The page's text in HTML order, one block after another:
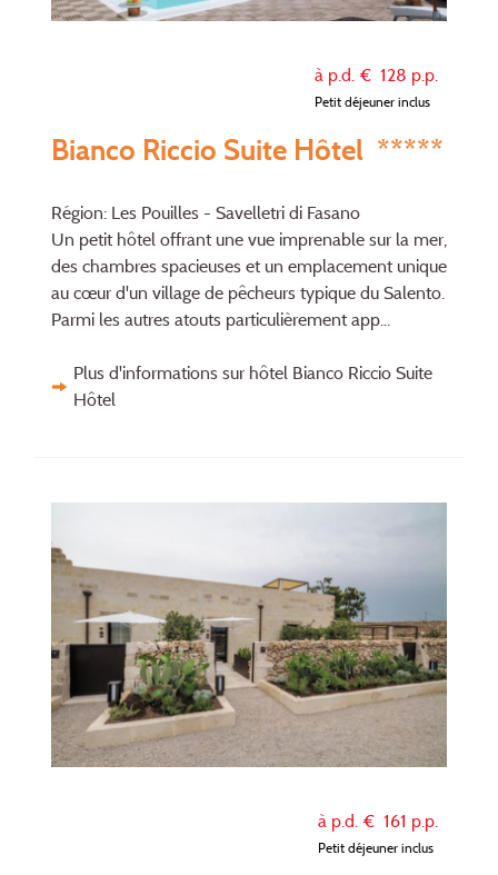
à p.d. € 128 p.p.
Petit déjeuner inclus
Bianco Riccio Suite Hôtel *****
Région: Les Pouilles - Savelletri di Fasano
Un petit hôtel offrant une vue imprenable sur la mer,
des chambres spacieuses et un emplacement unique
au cœur d'un village de pêcheurs typique du Salento.
Parmi les autres atouts particulièrement app...
Plus d'informations sur hôtel Bianco Riccio Suite
Hôtel
à p.d. € 161 p.p.
Petit déjeuner inclus